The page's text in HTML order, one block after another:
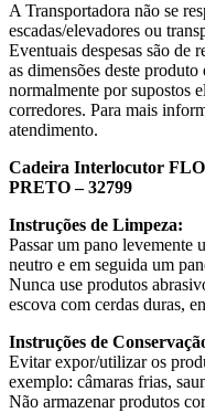
A Transportadora não se
escadas/elevadores ou
Eventuais despesas são de
as dimensões deste
normalmente por supostos
corredores. Para mais
atendimento.
Cadeira Interlocutor
PRETO – 32799
Instruções de Limpeza:
Passar um pano levemente
neutro e em seguida um
Nunca use produtos
escova com cerdas duras,
Instruções de
Evitar expor/utilizar os
exemplo: câmaras frias,
Não armazenar produtos